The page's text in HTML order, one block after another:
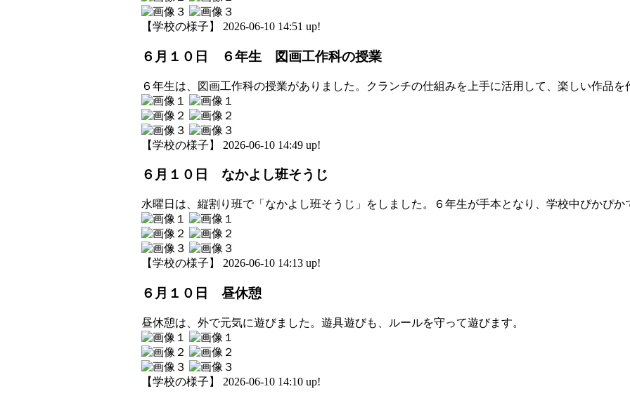
【学校の様子】 2026-06-10 14:51 up!
６月１０日 ６年生 図画工作科の授業
６年生は、図画工作科の授業がありました。クランチの仕組みを上手に活用して、楽しい作品を
【学校の様子】 2026-06-10 14:49 up!
６月１０日 なかよし班そうじ
水曜日は、縦割り班で「なかよし班そうじ」をしました。６年生が手本となり、学校中ぴかぴか
【学校の様子】 2026-06-10 14:13 up!
６月１０日 昼休憩
昼休憩は、外で元気に遊びました。遊具遊びも、ルールを守って遊びます。
【学校の様子】 2026-06-10 14:10 up!